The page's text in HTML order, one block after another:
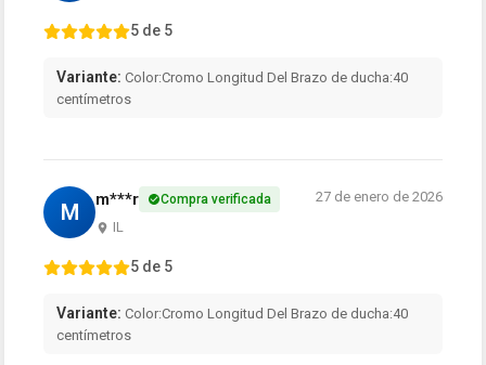
5 de 5
Variante: Color:Cromo Longitud Del Brazo de ducha:40
centímetros
M m***r Compra verificada
IL
27 de enero de 2026
5 de 5
Variante: Color:Cromo Longitud Del Brazo de ducha:40
centímetros